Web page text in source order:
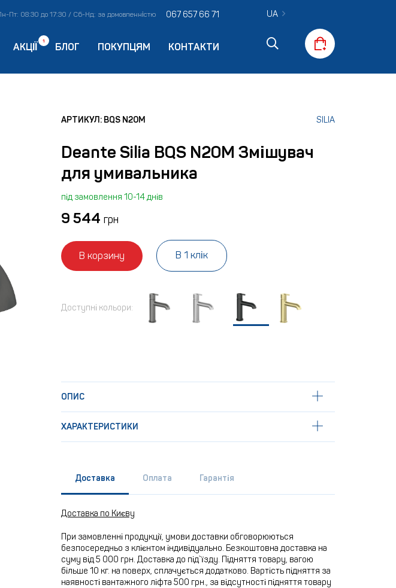
Пт: 08:30 до 17:30 / Сб-Нд: за домовленністю 067 657 66 71
АКЦІЇ
1
БЛОГ ПОКУПЦЯМ КОНТАКТИ
UA
АРТИКУЛ: BQS N20M SILIA
Deante Silia BQS N20M Змішувач
для умивальника
під замовлення 10-14 днів
9 544 грн
В корзину В 1 клік
Доступні кольори:
ОПИС
ХАРАКТЕРИСТИКИ
Доставка Оплата Гарантія
Доставка по Києву
При замовленні продукції, умови доставки обговорюються
безпосередньо з клієнтом індивідуально. Безкоштовна доставка на
суму від 5 000 грн. Доставка до під`їзду. Підняття товару, вагою
більше 10 кг. на поверх, сплачується додатково. Вартість підняття за
наявності вантажного ліфта 500 грн., за відсутності підняття товару